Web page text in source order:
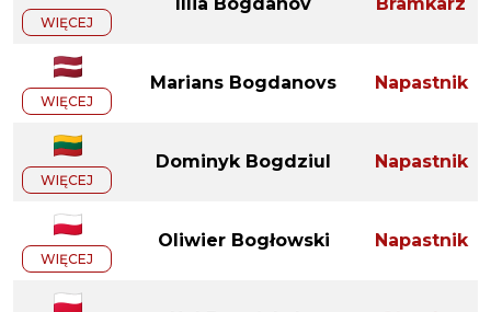
WIĘCEJ
WIĘCEJ
Marians Bogdanovs Napastnik
WIĘCEJ
Dominyk Bogdziul Napastnik
WIĘCEJ
Oliwier Bogłowski Napastnik